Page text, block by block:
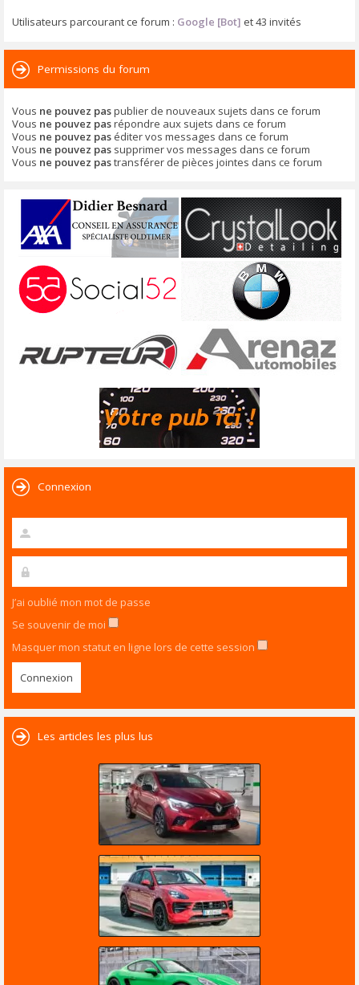
Utilisateurs parcourant ce forum : Google [Bot] et 43 invités
Permissions du forum
Vous ne pouvez paspublier de nouveaux sujets dans ce forum
Vous ne pouvez pasrépondre aux sujets dans ce forum
Vous ne pouvez pas éditer vos messages dans ce forum
Vous ne pouvez pas supprimer vos messages dans ce forum
Vous ne pouvez pastransférer de pièces jointes dans ce forum
Connexion
J’ai oublié mon mot de passe
Se souvenir de moi
Masquer mon statut en ligne lors de cette session
Les articles les plus lus